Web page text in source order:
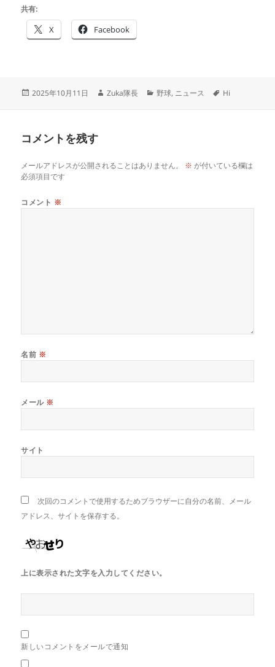
共有:
X Facebook
投
2025年10月11日
作
Zuka隊長
カ
野球, ニュース
タ
Hi
コメントを残す
メールアドレスが公開されることはありません。 ※ が付いている欄は
必須項目です
コメント ※
名前 ※
メール ※
サイト
次回のコメントで使用するためブラウザーに自分の名前、メール
アドレス、サイトを保存する。
上に表示された文字を入力してください。
新しいコメントをメールで通知